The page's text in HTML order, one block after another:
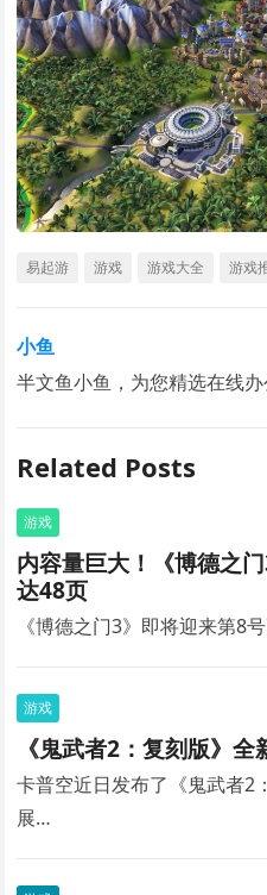
易起游 游戏 游戏大全 游戏
小鱼
半文鱼小鱼，为您精选在线办
Related Posts
游戏
内容量巨大！《博德之
达48页
《博德之门3》即将迎来第8
游戏
《鬼武者2：复刻版》
卡普空近日发布了《鬼武者2
展…